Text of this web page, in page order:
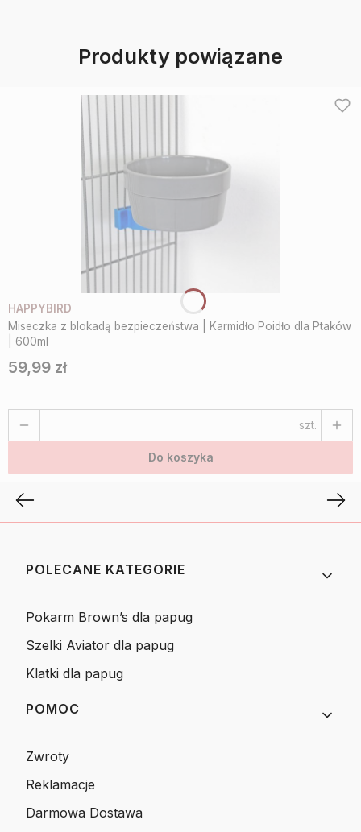
Produkty powiązane
HAPPYBIRD
Miseczka z blokadą bezpieczeństwa | Karmidło Poidło dla Ptaków
| 600ml
Cena
59,99 zł
szt.
Do koszyka
Linki w stopce
POLECANE KATEGORIE
Pokarm Brown’s dla papug
Szelki Aviator dla papug
Klatki dla papug
POMOC
Zwroty
Reklamacje
Darmowa Dostawa